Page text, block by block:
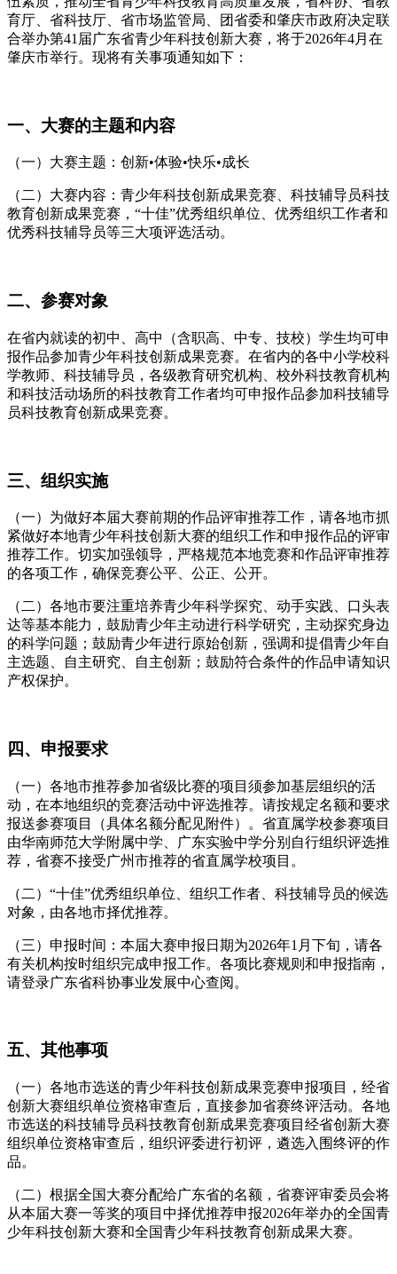
育厅、省科技厅、省市场监管局、团省委和肇庆市政府决定联
合举办第41届广东省青少年科技创新大赛，将于2026年4月在
肇庆市举行。现将有关事项通知如下：
一、大赛的主题和内容
（一）大赛主题：创新•体验•快乐•成长
（二）大赛内容：青少年科技创新成果竞赛、科技辅导员科技
教育创新成果竞赛，“十佳”优秀组织单位、优秀组织工作者和
优秀科技辅导员等三大项评选活动。
二、参赛对象
在省内就读的初中、高中（含职高、中专、技校）学生均可申
报作品参加青少年科技创新成果竞赛。在省内的各中小学校科
学教师、科技辅导员，各级教育研究机构、校外科技教育机构
和科技活动场所的科技教育工作者均可申报作品参加科技辅导
员科技教育创新成果竞赛。
三、组织实施
（一）为做好本届大赛前期的作品评审推荐工作，请各地市抓
紧做好本地青少年科技创新大赛的组织工作和申报作品的评审
推荐工作。切实加强领导，严格规范本地竞赛和作品评审推荐
的各项工作，确保竞赛公平、公正、公开。
（二）各地市要注重培养青少年科学探究、动手实践、口头表
达等基本能力，鼓励青少年主动进行科学研究，主动探究身边
的科学问题；鼓励青少年进行原始创新，强调和提倡青少年自
主选题、自主研究、自主创新；鼓励符合条件的作品申请知识
产权保护。
四、申报要求
（一）各地市推荐参加省级比赛的项目须参加基层组织的活
动，在本地组织的竞赛活动中评选推荐。请按规定名额和要求
报送参赛项目（具体名额分配见附件）。省直属学校参赛项目
由华南师范大学附属中学、广东实验中学分别自行组织评选推
荐，省赛不接受广州市推荐的省直属学校项目。
（二）“十佳”优秀组织单位、组织工作者、科技辅导员的候选
对象，由各地市择优推荐。
（三）申报时间：本届大赛申报日期为2026年1月下旬，请各
有关机构按时组织完成申报工作。各项比赛规则和申报指南，
请登录广东省科协事业发展中心查阅。
五、其他事项
（一）各地市选送的青少年科技创新成果竞赛申报项目，经省
创新大赛组织单位资格审查后，直接参加省赛终评活动。各地
市选送的科技辅导员科技教育创新成果竞赛项目经省创新大赛
组织单位资格审查后，组织评委进行初评，遴选入围终评的作
品。
（二）根据全国大赛分配给广东省的名额，省赛评审委员会将
从本届大赛一等奖的项目中择优推荐申报2026年举办的全国青
少年科技创新大赛和全国青少年科技教育创新成果大赛。